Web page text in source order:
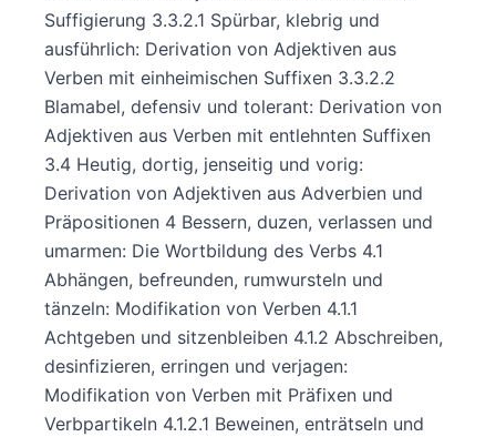
Suffigierung 3.3.2.1 Spürbar, klebrig und
ausführlich: Derivation von Adjektiven aus
Verben mit einheimischen Suffixen 3.3.2.2
Blamabel, defensiv und tolerant: Derivation von
Adjektiven aus Verben mit entlehnten Suffixen
3.4 Heutig, dortig, jenseitig und vorig:
Derivation von Adjektiven aus Adverbien und
Präpositionen 4 Bessern, duzen, verlassen und
umarmen: Die Wortbildung des Verbs 4.1
Abhängen, befreunden, rumwursteln und
tänzeln: Modifikation von Verben 4.1.1
Achtgeben und sitzenbleiben 4.1.2 Abschreiben,
desinfizieren, erringen und verjagen:
Modifikation von Verben mit Präfixen und
Verbpartikeln 4.1.2.1 Beweinen, enträtseln und